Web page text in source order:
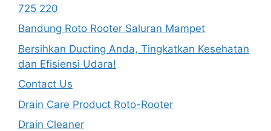
725 220
Bandung Roto Rooter Saluran Mampet
Bersihkan Ducting Anda, Tingkatkan Kesehatan
dan Efisiensi Udara!
Contact Us
Drain Care Product Roto-Rooter
Drain Cleaner